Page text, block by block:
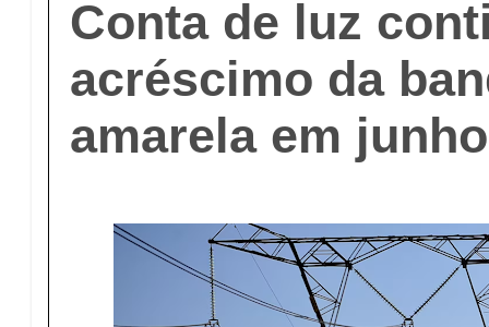
Conta de luz
acréscimo da
amarela em junho